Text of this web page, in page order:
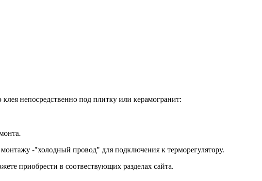
непосредственно под плитку или керамогранит:
-"холодный провод" для подключения к терморегулятору.
приобрести в соотвествующих разделах сайта.